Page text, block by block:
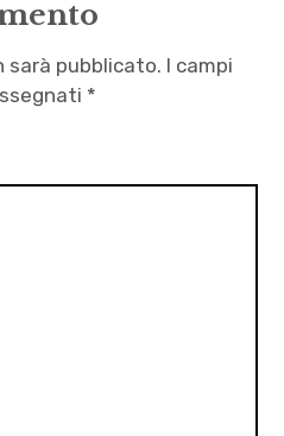
sarà pubblicato. I campi
*